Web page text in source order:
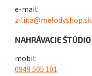
e-mail:
zilina@melodyshop.sk
NAHRÁVACIE ŠTÚDIO
mobil:
0949 505 101